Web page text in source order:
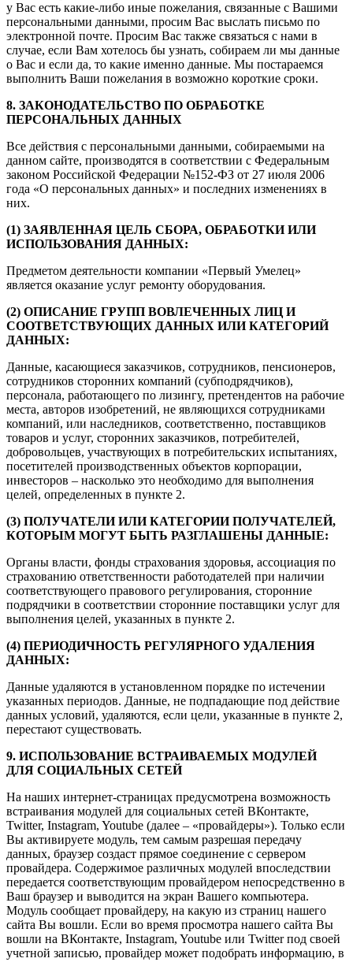
у Вас есть какие-либо иные пожелания, связанные с Вашими
персональными данными, просим Вас выслать письмо по
электронной почте. Просим Вас также связаться с нами в
случае, если Вам хотелось бы узнать, собираем ли мы данные
о Вас и если да, то какие именно данные. Мы постараемся
выполнить Ваши пожелания в возможно короткие сроки.
8. ЗАКОНОДАТЕЛЬСТВО ПО ОБРАБОТКЕ
ПЕРСОНАЛЬНЫХ ДАННЫХ
Все действия с персональными данными, собираемыми на
данном сайте, производятся в соответствии с Федеральным
законом Российской Федерации №152-ФЗ от 27 июля 2006
года «О персональных данных» и последних изменениях в
них.
(1) ЗАЯВЛЕННАЯ ЦЕЛЬ СБОРА, ОБРАБОТКИ ИЛИ
ИСПОЛЬЗОВАНИЯ ДАННЫХ:
Предметом деятельности компании «Первый Умелец»
является оказание услуг ремонту оборудования.
(2) ОПИСАНИЕ ГРУПП ВОВЛЕЧЕННЫХ ЛИЦ И
СООТВЕТСТВУЮЩИХ ДАННЫХ ИЛИ КАТЕГОРИЙ
ДАННЫХ:
Данные, касающиеся заказчиков, сотрудников, пенсионеров,
сотрудников сторонних компаний (субподрядчиков),
персонала, работающего по лизингу, претендентов на рабочие
места, авторов изобретений, не являющихся сотрудниками
компаний, или наследников, соответственно, поставщиков
товаров и услуг, сторонних заказчиков, потребителей,
добровольцев, участвующих в потребительских испытаниях,
посетителей производственных объектов корпорации,
инвесторов – насколько это необходимо для выполнения
целей, определенных в пункте 2.
(3) ПОЛУЧАТЕЛИ ИЛИ КАТЕГОРИИ ПОЛУЧАТЕЛЕЙ,
КОТОРЫМ МОГУТ БЫТЬ РАЗГЛАШЕНЫ ДАННЫЕ:
Органы власти, фонды страхования здоровья, ассоциация по
страхованию ответственности работодателей при наличии
соответствующего правового регулирования, сторонние
подрядчики в соответствии сторонние поставщики услуг для
выполнения целей, указанных в пункте 2.
(4) ПЕРИОДИЧНОСТЬ РЕГУЛЯРНОГО УДАЛЕНИЯ
ДАННЫХ:
Данные удаляются в установленном порядке по истечении
указанных периодов. Данные, не подпадающие под действие
данных условий, удаляются, если цели, указанные в пункте 2,
перестают существовать.
9. ИСПОЛЬЗОВАНИЕ ВСТРАИВАЕМЫХ МОДУЛЕЙ
ДЛЯ СОЦИАЛЬНЫХ СЕТЕЙ
На наших интернет-страницах предусмотрена возможность
встраивания модулей для социальных сетей ВКонтакте,
Twitter, Instagram, Youtube (далее – «провайдеры»). Только если
Вы активируете модуль, тем самым разрешая передачу
данных, браузер создаст прямое соединение с сервером
провайдера. Содержимое различных модулей впоследствии
передается соответствующим провайдером непосредственно в
Ваш браузер и выводится на экран Вашего компьютера.
Модуль сообщает провайдеру, на какую из страниц нашего
сайта Вы вошли. Если во время просмотра нашего сайта Вы
вошли на ВКонтакте, Instagram, Youtube или Twitter под своей
учетной записью, провайдер может подобрать информацию, в